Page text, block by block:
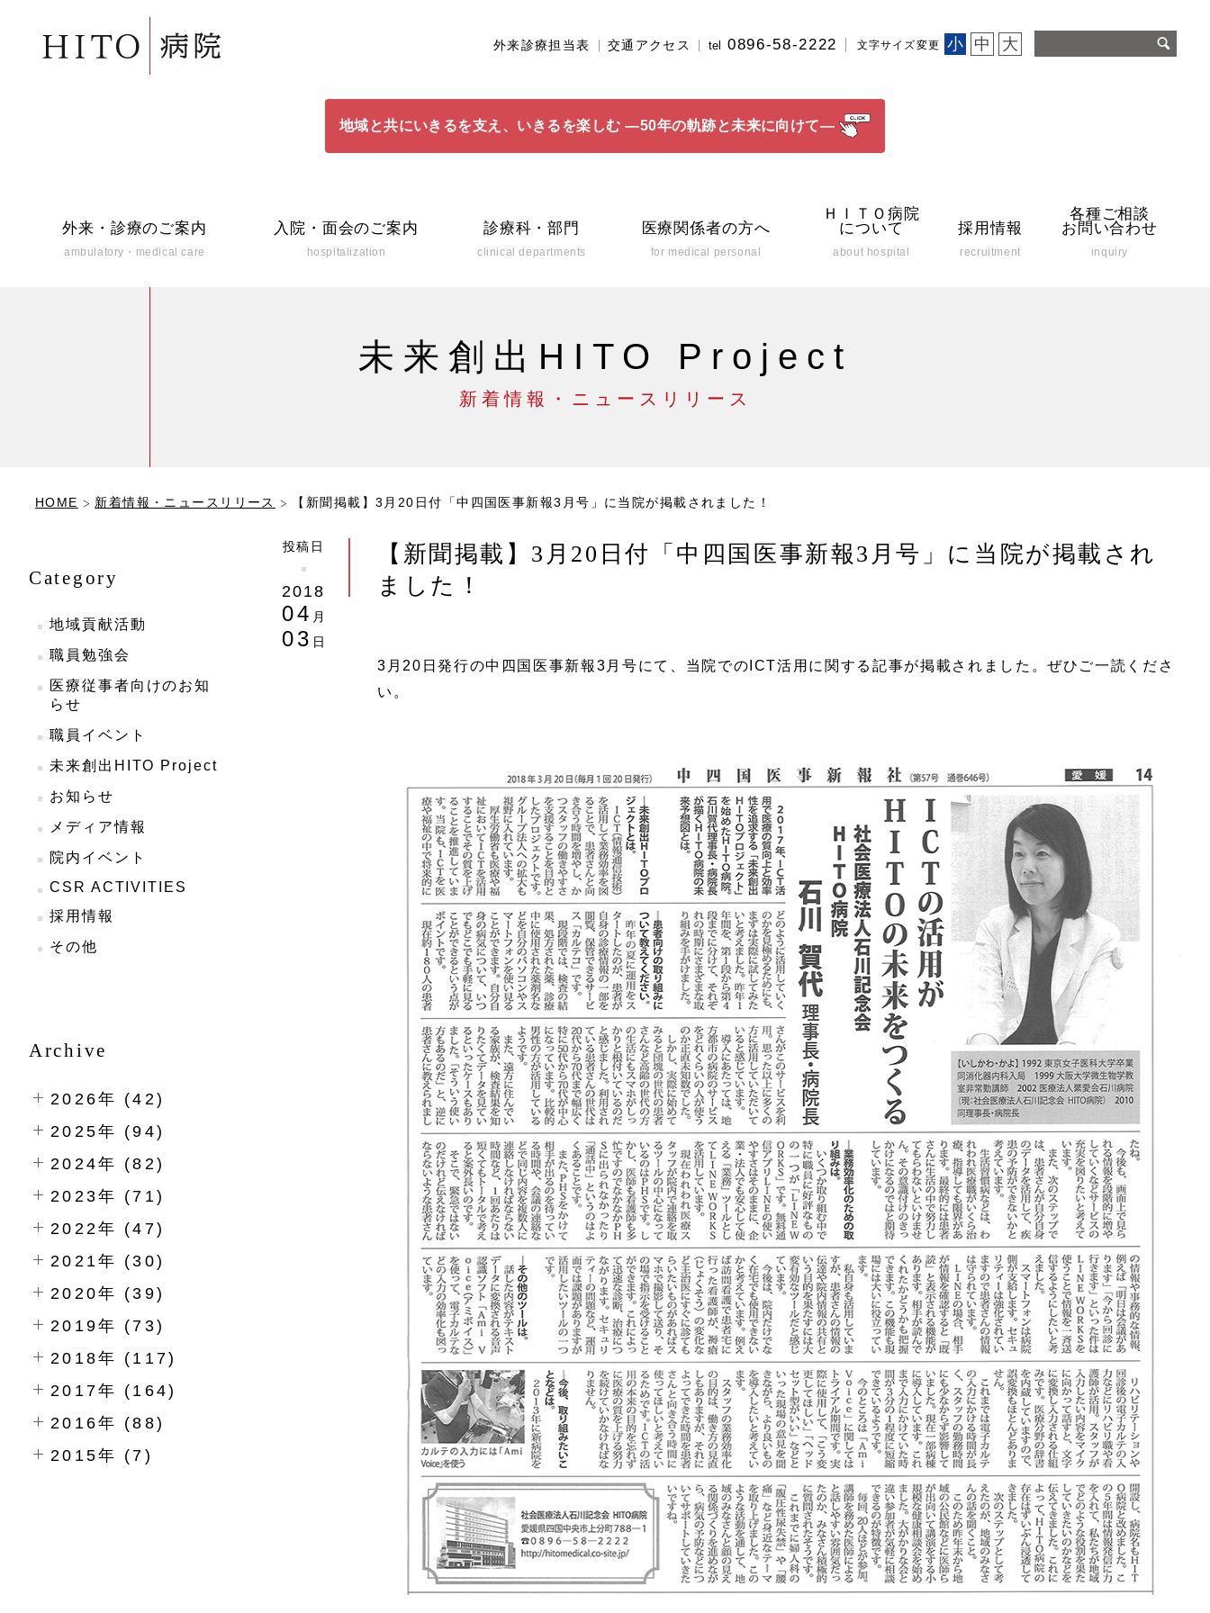
外来診療担当表 交通アクセス tel 0896-58-2222 文字サイズ変更 小 中 大
地域と共にいきるを支え、いきるを楽しむ ―50年の軌跡と未来に向けて―
外来・診療のご案内
ambulatory・medical care
入院・面会のご案内
hospitalization
診療科・部門
clinical departments
医療関係者の方へ
for medical personal
ＨＩＴＯ病院
について
about hospital
採用情報
recruitment
各種ご相談
お問い合わせ
inquiry
未来創出HITO Project
新着情報・ニュースリリース
HOME 新着情報・ニュースリリース 【新聞掲載】3月20日付「中四国医事新報3月号」に当院が掲載されました！
Category
地域貢献活動
職員勉強会
医療従事者向けのお知
らせ
職員イベント
未来創出HITO Project
お知らせ
メディア情報
院内イベント
CSR ACTIVITIES
採用情報
その他
Archive
2026年 (42)
2025年 (94)
2024年 (82)
2023年 (71)
2022年 (47)
2021年 (30)
2020年 (39)
2019年 (73)
2018年 (117)
2017年 (164)
2016年 (88)
2015年 (7)
投稿日
2018
04 月
03 日
【新聞掲載】3月20日付「中四国医事新報3月号」に当院が掲載され
ました！
3月20日発行の中四国医事新報3月号にて、当院でのICT活用に関する記事が掲載されました。ぜひご一読くださ
い。